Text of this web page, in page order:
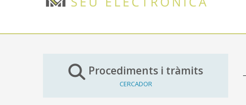
Procediments i tràmits
CERCADOR